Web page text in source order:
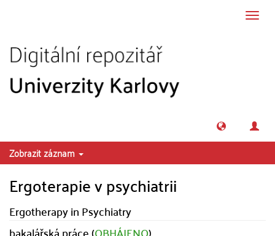
Zobrazit záznam
Ergoterapie v psychiatrii
Ergotherapy in Psychiatry